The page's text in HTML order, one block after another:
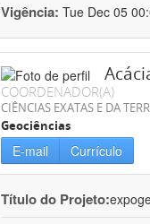
Vigência: Tue Dec 05
COORDENADOR(A)
CIÊNCIAS EXATAS E DA
Geociências
E-mail Currículo
Título do Projeto: